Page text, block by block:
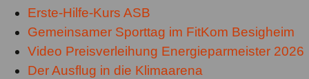
Erste-Hilfe-Kurs ASB
Gemeinsamer Sporttag im FitKom Besigheim
Video Preisverleihung Energieparmeister 2026
Der Ausflug in die Klimaarena